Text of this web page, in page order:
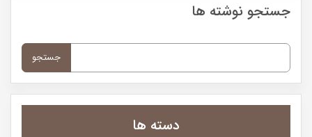
جستجو نوشته ها
برای:
دسته ها